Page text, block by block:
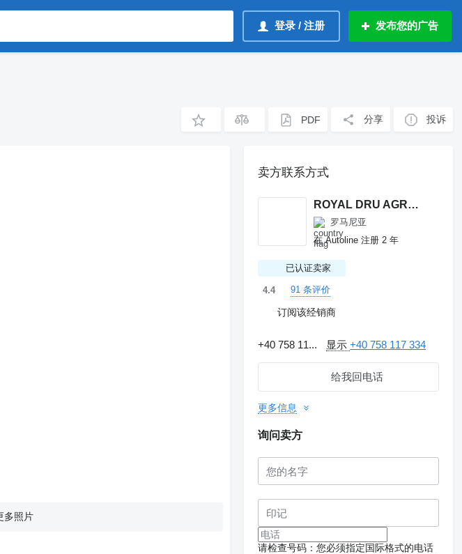
登录 / 注册 发布您的广告
PDF 分享 投诉
多照片
卖方联系方式
ROYAL DRU AGRO S.R.L.
罗马尼亚
在 Autoline 注册 2 年
已认证卖家
4.4 91 条评价
订阅该经销商
+40 758 11... 显示+40 758 117 334
给我回电话
更多信息
询问卖方
请检查号码：您必须指定国际格式的电话